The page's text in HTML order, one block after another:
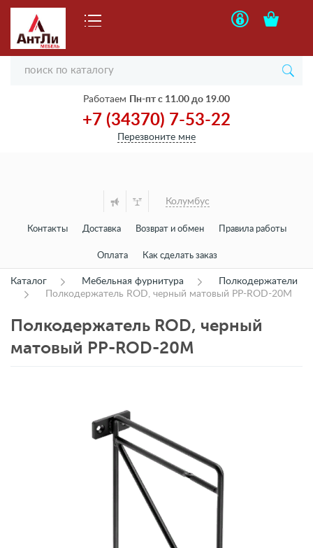
Работаем Пн-пт с 11.00 до 19.00
+7 (34370) 7-53-22
Перезвоните мне
Колумбус
Контакты Доставка Возврат и обмен Правила работы
Оплата Как сделать заказ
Каталог Мебельная фурнитура
Полкодержатели
Полкодержатель ROD, черный матовый PP-ROD-20M
Полкодержатель ROD, черный
матовый PP-ROD-20M